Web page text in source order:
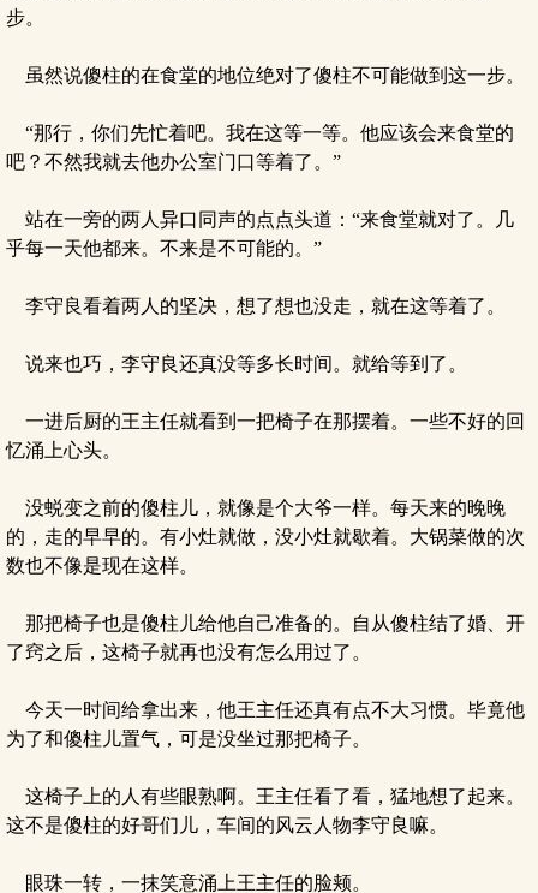
步。
虽然说傻柱的在食堂的地位绝对了傻柱不可能做到这一步。
“那行，你们先忙着吧。我在这等一等。他应该会来食堂的
吧？不然我就去他办公室门口等着了。”
站在一旁的两人异口同声的点点头道：“来食堂就对了。几
乎每一天他都来。不来是不可能的。”
李守良看着两人的坚决，想了想也没走，就在这等着了。
说来也巧，李守良还真没等多长时间。就给等到了。
一进后厨的王主任就看到一把椅子在那摆着。一些不好的回
忆涌上心头。
没蜕变之前的傻柱儿，就像是个大爷一样。每天来的晚晚
的，走的早早的。有小灶就做，没小灶就歇着。大锅菜做的次
数也不像是现在这样。
那把椅子也是傻柱儿给他自己准备的。自从傻柱结了婚、开
了窍之后，这椅子就再也没有怎么用过了。
今天一时间给拿出来，他王主任还真有点不大习惯。毕竟他
为了和傻柱儿置气，可是没坐过那把椅子。
这椅子上的人有些眼熟啊。王主任看了看，猛地想了起来。
这不是傻柱的好哥们儿，车间的风云人物李守良嘛。
眼珠一转，一抹笑意涌上王主任的脸颊。